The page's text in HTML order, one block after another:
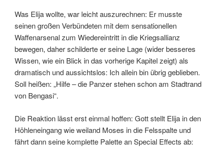
Was Elija wollte, war leicht auszurechnen: Er musste
seinen großen Verbündeten mit dem sensationellen
Waffenarsenal zum Wiedereintritt in die Kriegsallianz
bewegen, daher schilderte er seine Lage (wider besseres
Wissen, wie ein Blick in das vorherige Kapitel zeigt) als
dramatisch und aussichtslos: Ich allein bin übrig geblieben.
Soll heißen: „Hilfe – die Panzer stehen schon am Stadtrand
von Bengasi“.
Die Reaktion lässt erst einmal hoffen: Gott stellt Elija in den
Höhleneingang wie weiland Moses in die Felsspalte und
fährt dann seine komplette Palette an Special Effects ab: